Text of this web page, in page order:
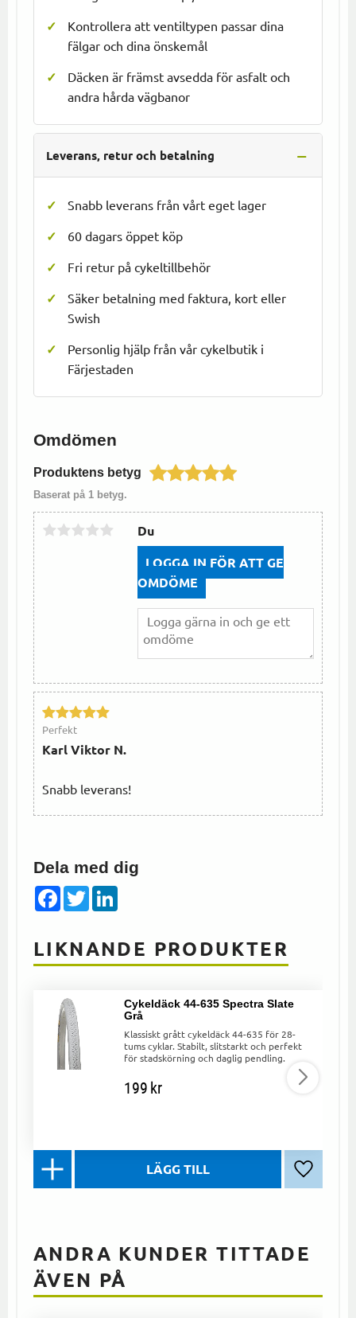
Kontrollera att ventiltypen passar dina
fälgar och dina önskemål
Däcken är främst avsedda för asfalt och
andra hårda vägbanor
Leverans, retur och betalning
Snabb leverans från vårt eget lager
60 dagars öppet köp
Fri retur på cykeltillbehör
Säker betalning med faktura, kort eller
Swish
Personlig hjälp från vår cykelbutik i
Färjestaden
Dela med dig
Facebook
Twitter
Omdömen
Produktens betyg
Baserat på 1 betyg.
Du
LOGGA IN FÖR ATT GE
OMDÖME
Perfekt
Karl Viktor N.
Snabb leverans!
LIKNANDE PRODUKTER
Cykeldäck 44-635 Spectra Slate
Grå
Klassiskt grått cykeldäck 44-635 för 28-
tums cyklar. Stabilt, slitstarkt och perfekt
för stadskörning och daglig pendling.
199kr
Lägg till
ANDRA KUNDER TITTADE
ÄVEN PÅ